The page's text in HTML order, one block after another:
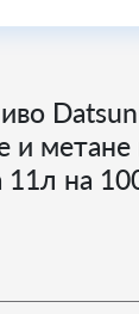
и метане
11л на